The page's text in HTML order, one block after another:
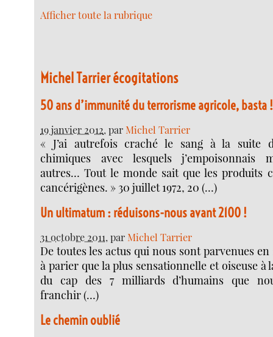
Afficher toute la rubrique
Michel Tarrier écogitations
50 ans d’immunité du terrorisme agricole, basta !
19 janvier 2012, parMichel Tarrier
« J’ai autrefois craché le sang à la suite
chimiques avec lesquels j’empoisonnais
autres… Tout le monde sait que les produits
cancérigènes. » 30 juillet 1972, 20 (…)
Un ultimatum : réduisons-nous avant 2100 !
31 octobre 2011, parMichel Tarrier
De toutes les actus qui nous sont parvenues
à parier que la plus sensationnelle et oiseuse à
du cap des 7 milliards d’humains que
franchir (…)
Le chemin oublié